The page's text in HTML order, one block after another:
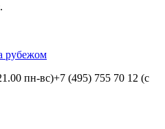
рубежом
пн-вс)+7 (495) 755 70 12 (с